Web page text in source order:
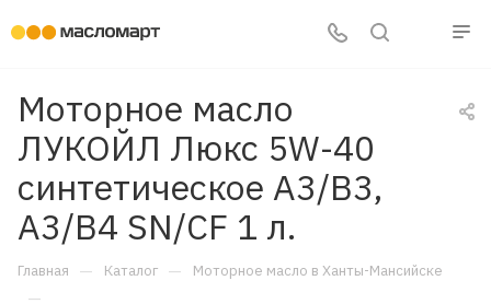
Моторное масло
ЛУКОЙЛ Люкс 5W-40
синтетическое A3/B3,
A3/B4 SN/CF 1 л.
Главная — Каталог — Моторное масло в Ханты-Мансийске
—